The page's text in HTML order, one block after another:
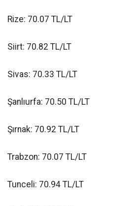
Rize: 70.07 TL/LT
Siirt: 70.82 TL/LT
Sivas: 70.33 TL/LT
Şanlıurfa: 70.50 TL/LT
Şırnak: 70.92 TL/LT
Trabzon: 70.07 TL/LT
Tunceli: 70.94 TL/LT